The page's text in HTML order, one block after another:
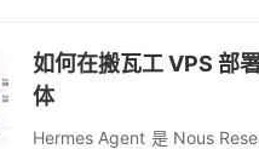
如何在搬瓦工 VPS 部
体
Hermes Agent 是 Nous